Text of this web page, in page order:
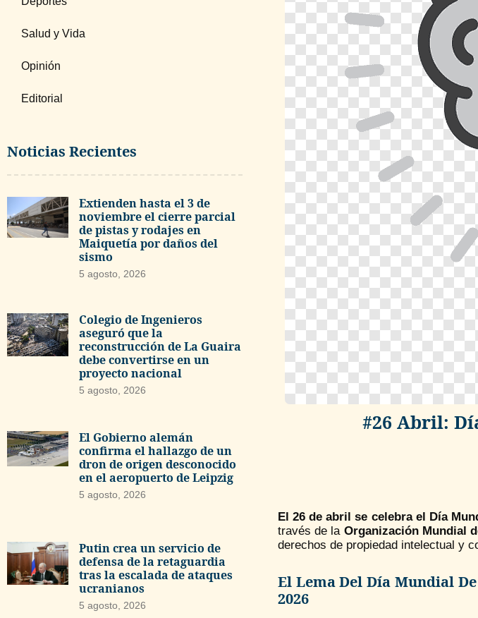
Salud y Vida
Opinión
Editorial
Noticias Recientes
Extienden hasta el 3 de
noviembre el cierre parcial
de pistas y rodajes en
Maiquetía por daños del
sismo
5 agosto, 2026
Colegio de Ingenieros
aseguró que la
reconstrucción de La Guaira
debe convertirse en un
proyecto nacional
5 agosto, 2026
El Gobierno alemán
confirma el hallazgo de un
dron de origen desconocido
en el aeropuerto de Leipzig
5 agosto, 2026
Putin crea un servicio de
defensa de la retaguardia
tras la escalada de ataques
ucranianos
5 agosto, 2026
#26 Abril:
El 26 de abril se celebra el Día
través de la Organización Mundial
derechos de propiedad intelectual y
El Lema Del Día Mundial
2026